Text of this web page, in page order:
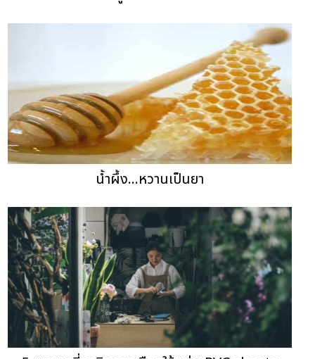
น้ำผึ้ง...หวานเป็นยา